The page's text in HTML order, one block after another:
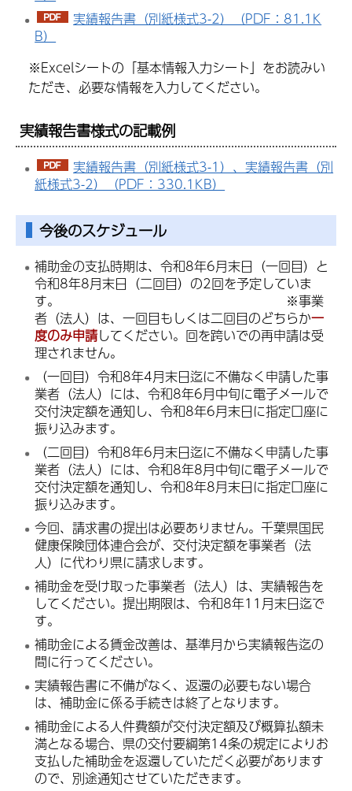
実績報告書（別紙様式3-2）（PDF：81.1K
B）
※Excelシートの「基本情報入力シート」をお読みい
ただき、必要な情報を入力してください。
実績報告書様式の記載例
実績報告書（別紙様式3-1）、実績報告書（別
紙様式3-2）（PDF：330.1KB）
今後のスケジュール
補助金の支払時期は、令和8年6月末日（一回目）と
令和8年8月末日（二回目）の2回を予定していま
す。 ※事業
者（法人）は、一回目もしくは二回目のどちらか一
度のみ申請してください。回を跨いでの再申請は受
理されません。
（一回目）令和8年4月末日迄に不備なく申請した事
業者（法人）には、令和8年6月中旬に電子メールで
交付決定額を通知し、令和8年6月末日に指定口座に
振り込みます。
（二回目）令和8年6月末日迄に不備なく申請した事
業者（法人）には、令和8年8月中旬に電子メールで
交付決定額を通知し、令和8年8月末日に指定口座に
振り込みます。
今回、請求書の提出は必要ありません。千葉県国民
健康保険団体連合会が、交付決定額を事業者（法
人）に代わり県に請求します。
補助金を受け取った事業者（法人）は、実績報告を
してください。提出期限は、令和8年11月末日迄で
す。
補助金による賃金改善は、基準月から実績報告迄の
間に行ってください。
実績報告書に不備がなく、返還の必要もない場合
は、補助金に係る手続きは終了となります。
補助金による人件費額が交付決定額及び概算払額未
満となる場合、県の交付要綱第14条の規定によりお
支払した補助金を返還していただく必要があります
ので、別途通知させていただきます。